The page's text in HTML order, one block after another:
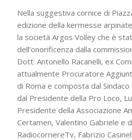
Nella suggestiva cornice di
edizione della kermesse
la società Argos Volley che è
dell’onorificenza dalla
Dott. Antonello Racanelli, ex
attualmente Procuratore
di Roma e composta dal
dal Presidente della Pro Loco,
Presidente della Associazione
Certamen, Valentino Gabriele e
RadiocorriereTv, Fabrizio